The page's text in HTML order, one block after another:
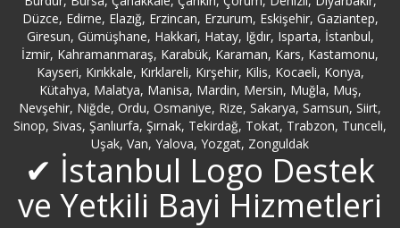
Düzce, Edirne, Elazığ, Erzincan, Erzurum, Eskişehir, Gaziantep,
Giresun, Gümüşhane, Hakkari, Hatay, Iğdır, Isparta, İstanbul,
İzmir, Kahramanmaraş, Karabük, Karaman, Kars, Kastamonu,
Kayseri, Kırıkkale, Kırklareli, Kırşehir, Kilis, Kocaeli, Konya,
Kütahya, Malatya, Manisa, Mardin, Mersin, Muğla, Muş,
Nevşehir, Niğde, Ordu, Osmaniye, Rize, Sakarya, Samsun, Siirt,
Sinop, Sivas, Şanlıurfa, Şırnak, Tekirdağ, Tokat, Trabzon, Tunceli,
Uşak, Van, Yalova, Yozgat, Zonguldak
✔ İstanbul Logo Destek
ve Yetkili Bayi Hizmetleri